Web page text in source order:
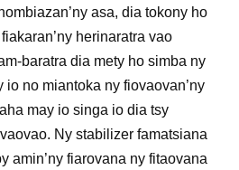
asa, dia tokony ho
herinaratra vao
baratra dia mety ho simba ny
no miantoka ny fiovaovan’ny
may io singa io dia tsy
Ny stabilizer famatsiana
amin’ny fiarovana ny fitaovana